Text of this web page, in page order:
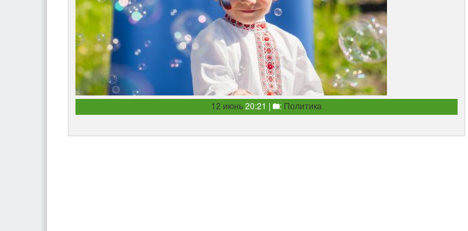
12 июнь20:21 | : Политика